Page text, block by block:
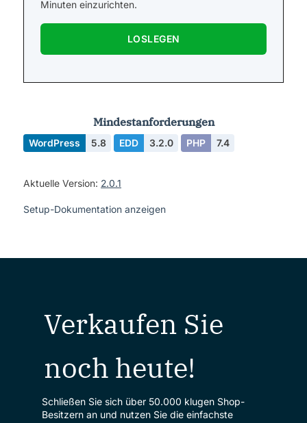
Minuten einzurichten.
LOSLEGEN
Mindestanforderungen
WordPress 5.8 EDD 3.2.0 PHP 7.4
Aktuelle Version: 2.0.1
Setup-Dokumentation anzeigen
Verkaufen Sie
noch heute!
Schließen Sie sich über 50.000 klugen Shop-
Besitzern an und nutzen Sie die einfachste